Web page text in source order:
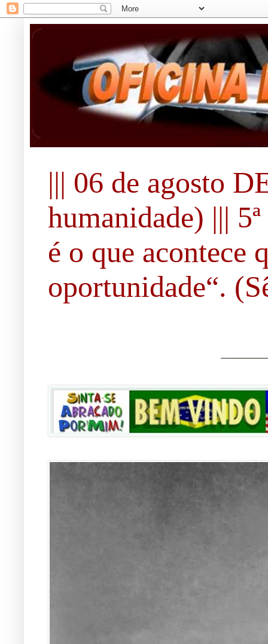
||| 06 de agosto
humanidade) |||
é o que acontece
oportunidade“.